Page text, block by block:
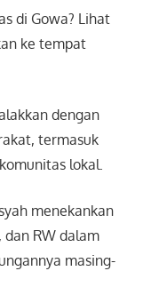
di Gowa? Lihat
ke tempat
dengan
termasuk
lokal.
menekankan
RW dalam
masing-